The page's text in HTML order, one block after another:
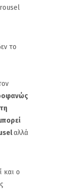
το
τη
αλλά
και ο